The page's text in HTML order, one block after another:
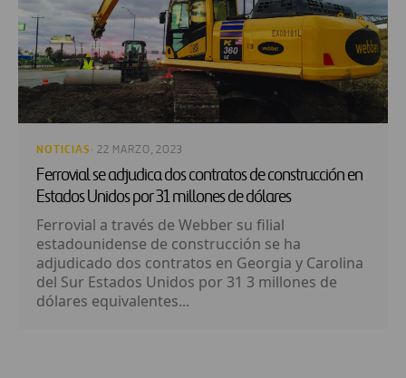
NOTICIAS · 22 MARZO, 2023
Ferrovial se adjudica dos contratos de construcción en
Estados Unidos por 31 millones de dólares
Ferrovial a través de Webber su filial
estadounidense de construcción se ha
adjudicado dos contratos en Georgia y Carolina
del Sur Estados Unidos por 31 3 millones de
dólares equivalentes...